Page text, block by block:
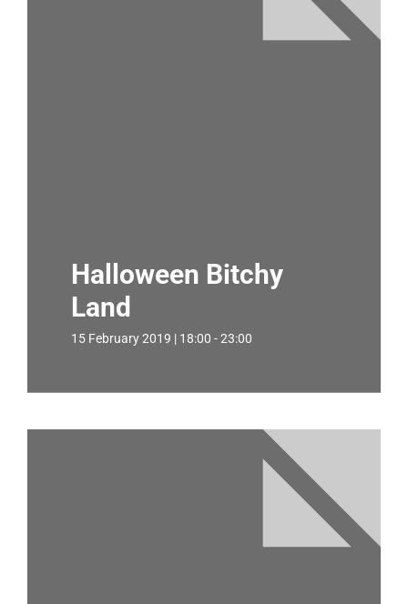
Halloween Bitchy
Land
15 February 2019 | 18:00 - 23:00